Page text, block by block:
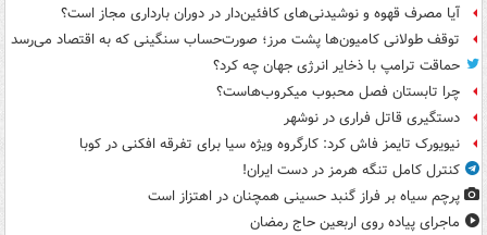
آیا مصرف قهوه و نوشیدنی‌های کافئین‌دار در دوران بارداری مجاز است؟
توقف طولانی کامیون‌ها پشت مرز؛ صورت‌حساب سنگینی که به اقتصاد می‌رسد
حماقت ترامپ با ذخایر انرژی جهان چه کرد؟
چرا تابستان فصل محبوب میکروب‌هاست؟
دستگیری قاتل فراری در نوشهر
نیویورک تایمز فاش کرد: کارگروه ویژه سیا برای تفرقه افکنی در کوبا
کنترل کامل تنگه هرمز در دست ایران!
پرچم سیاه بر فراز گنبد حسینی همچنان در اهتزاز است
ماجرای پیاده روی اربعین حاج رمضان